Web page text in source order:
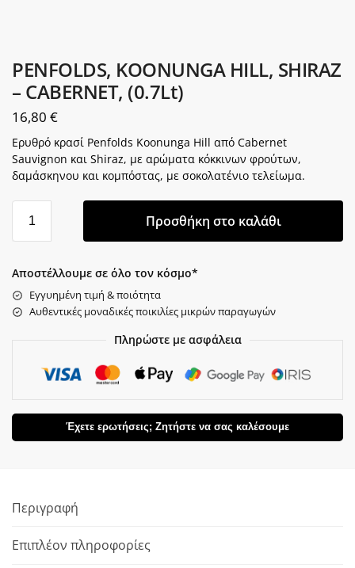
PENFOLDS, KOONUNGA HILL, SHIRAZ
– CABERNET, (0.7Lt)
16,80 €
Ερυθρό κρασί Penfolds Koonunga Hill από Cabernet
Sauvignon και Shiraz, με αρώματα κόκκινων φρούτων,
δαμάσκηνου και κομπόστας, με σοκολατένιο τελείωμα.
Προσθήκη στο καλάθι
Αποστέλλουμε σε όλο τον κόσμο*
Εγγυημένη τιμή & ποιότητα
Αυθεντικές μοναδικές ποικιλίες μικρών παραγωγών
Πληρώστε με ασφάλεια
Έχετε ερωτήσεις; Ζητήστε να σας καλέσουμε
Περιγραφή
Επιπλέον πληροφορίες